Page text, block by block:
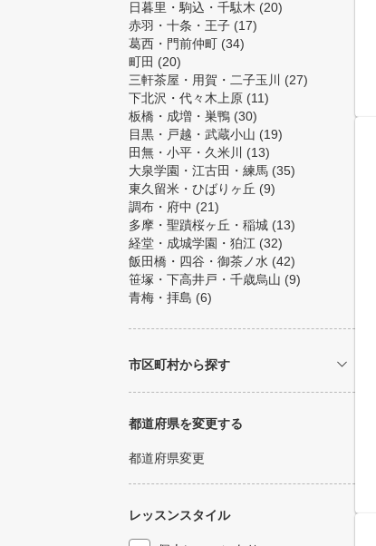
日暮里・駒込・千駄木 (20)
赤羽・十条・王子 (17)
葛西・門前仲町 (34)
町田 (20)
三軒茶屋・用賀・二子玉川
(27)
下北沢・代々木上原 (11)
板橋・成増・巣鴨 (30)
目黒・戸越・武蔵小山 (19)
田無・小平・久米川
(13)
大泉学園・江古田・練馬 (35)
東久留米・ひばりヶ丘 (9)
調布・府中 (21)
多摩・聖蹟桜ヶ丘・稲城 (13)
経堂・成城学園・狛江 (32)
飯田橋・四谷・御茶ノ水 (42)
笹塚・下高井戸・千歳烏山 (9)
青梅・拝島 (6)
市区町村から探す
都道府県を変更する
都道府県変更
レッスンスタイル